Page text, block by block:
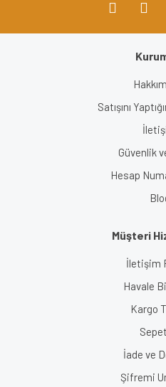
Satışını
Güvenlik
Hesap
Müşteri
İletişim
Havale
Kargo
İade ve
Şifremi